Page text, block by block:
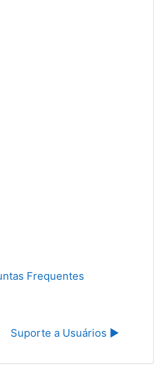
Frequentes
Suporte a Usuários ▶︎